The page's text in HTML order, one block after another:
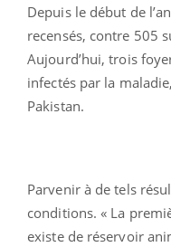
Depuis le début de
recensés, contre 505
Aujourd’hui, trois
infectés par la
Pakistan.
Parvenir à de tels
conditions. « La
existe de réservoir